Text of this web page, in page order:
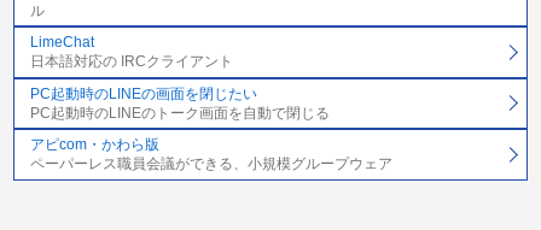
ル
LimeChat
日本語対応の IRCクライアント
PC起動時のLINEの画面を閉じたい
PC起動時のLINEのトーク画面を自動で閉じる
アピcom・かわら版
ペーパーレス職員会議ができる、小規模グループウェア